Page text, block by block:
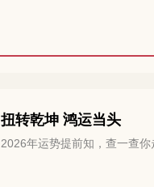
扭转乾坤 鸿运当头
2026年运势提前知，查一查你